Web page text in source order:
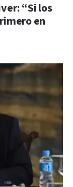
“Si los
en